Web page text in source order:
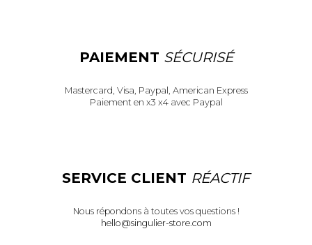
PAIEMENT SÉCURISÉ
Mastercard, Visa, Paypal, American Express
Paiement en x3 x4 avec Paypal
SERVICE CLIENT RÉACTIF
Nous répondons à toutes vos questions !
hello@singulier-store.com